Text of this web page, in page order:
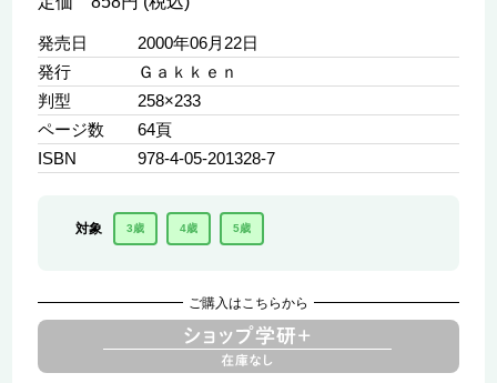
発売日
2000年06月22日
発行
Ｇａｋｋｅｎ
判型
258×233
ページ数
64頁
ISBN
978-4-05-201328-7
対象 3歳 4歳 5歳
ご購入はこちらから